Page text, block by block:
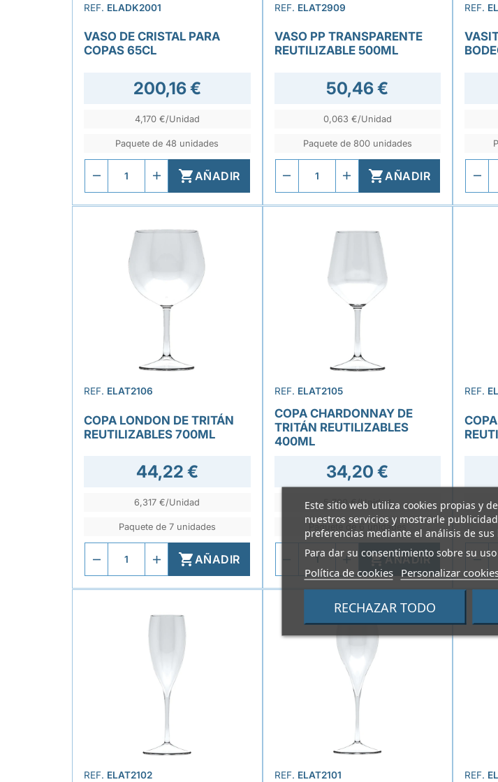
Este sitio web utiliza cookies propias y
nuestros servicios y mostrarle
preferencias mediante el análisis de
Para dar su consentimiento sobre su
Política de cookies Personalizar
RECHAZAR TODO
REF. ELADK2001
VASO DE CRISTAL PARA
COPAS 65CL
200,16 €
4,170 €/Unidad
Paquete de 48 unidades
AÑADIR
REF. ELAT2909
VASO PP TRANSPARENTE
REUTILIZABLE 500ML
50,46 €
0,063 €/Unidad
Paquete de 800 unidades
AÑADIR
REF.
REF. ELAT2106
COPA LONDON DE TRITÁN
REUTILIZABLES 700ML
44,22 €
6,317 €/Unidad
Paquete de 7 unidades
AÑADIR
REF. ELAT2105
COPA CHARDONNAY DE
TRITÁN REUTILIZABLES
400ML
34,20 €
5,700 €/Unidad
Paquete de 6 unidades
AÑADIR
REF.
REF. ELAT2102 REF. ELAT2101 REF.